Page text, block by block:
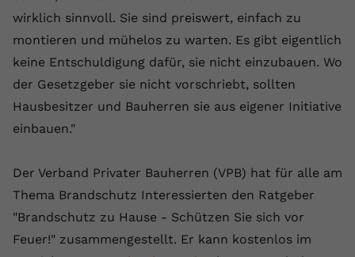
wirklich sinnvoll. Sie sind preiswert, einfach zu
montieren und mühelos zu warten. Es gibt eigentlich
keine Entschuldigung dafür, sie nicht einzubauen. Wo
der Gesetzgeber sie nicht vorschriebt, sollten
Hausbesitzer und Bauherren sie aus eigener Initiative
einbauen."
Der Verband Privater Bauherren (VPB) hat für alle am
Thema Brandschutz Interessierten den Ratgeber
"Brandschutz zu Hause - Schützen Sie sich vor
Feuer!" zusammengestellt. Er kann kostenlos im